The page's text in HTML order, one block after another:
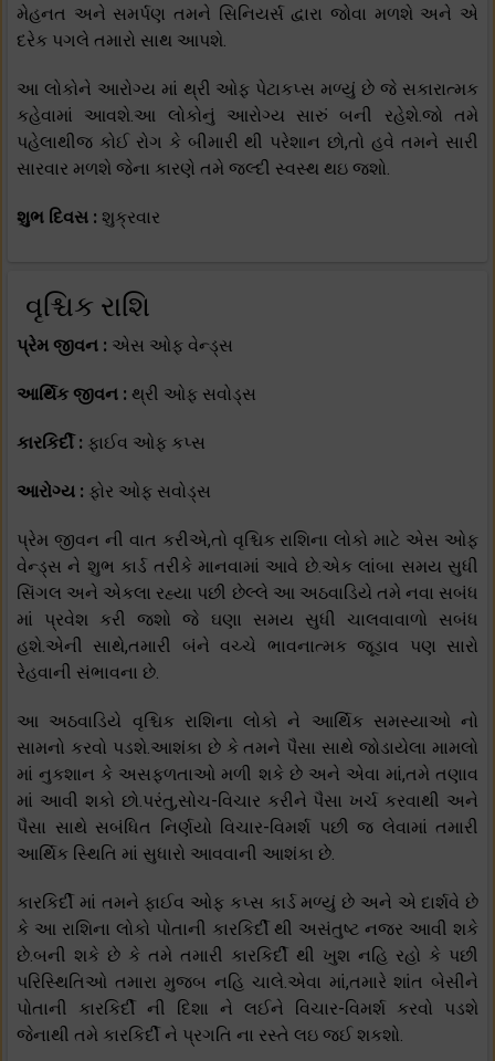
મેહનત અને સમર્પણ તમને સિનિયર્સ દ્વારા જોવા મળશે અને એ
દરેક પગલે તમારો સાથ આપશે.
આ લોકોને આરોગ્ય માં થ્રી ઓફ પેટાકપ્સ મળ્યું છે જે સકારાત્મક
કહેવામાં આવશે.આ લોકોનું આરોગ્ય સારું બની રહેશે.જો તમે
પહેલાથીજ કોઈ રોગ કે બીમારી થી પરેશાન છો,તો હવે તમને સારી
સારવાર મળશે જેના કારણે તમે જલ્દી સ્વસ્થ થઇ જશો.
શુભ દિવસ : શુક્રવાર
વૃશ્ચિક રાશિ
પ્રેમ જીવન : એસ ઓફ વેન્ડ્સ
આર્થિક જીવન : થ્રી ઓફ સવોડ્સ
કારકિર્દી : ફાઈવ ઓફ કપ્સ
આરોગ્ય : ફોર ઓફ સવોડ્સ
પ્રેમ જીવન ની વાત કરીએ,તો વૃશ્ચિક રાશિના લોકો માટે એસ ઓફ
વેન્ડ્સ ને શુભ કાર્ડ તરીકે માનવામાં આવે છે.એક લાંબા સમય સુધી
સિંગલ અને એકલા રહ્યા પછી છેલ્લે આ અઠવાડિયે તમે નવા સબંધ
માં પ્રવેશ કરી જશો જે ઘણા સમય સુધી ચાલવાવાળો સબંધ
હશે.એની સાથે,તમારી બંને વચ્ચે ભાવનાત્મક જૂડાવ પણ સારો
રેહવાની સંભાવના છે.
આ અઠવાડિયે વૃશ્ચિક રાશિના લોકો ને આર્થિક સમસ્યાઓ નો
સામનો કરવો પડશે.આશંકા છે કે તમને પૈસા સાથે જોડાયેલા મામલો
માં નુકશાન કે અસફળતાઓ મળી શકે છે અને એવા માં,તમે તણાવ
માં આવી શકો છો.પરંતુ,સોચ-વિચાર કરીને પૈસા ખર્ચ કરવાથી અને
પૈસા સાથે સબંધિત નિર્ણયો વિચાર-વિમર્શ પછી જ લેવામાં તમારી
આર્થિક સ્થિતિ માં સુધારો આવવાની આશંકા છે.
કારકિર્દી માં તમને ફાઈવ ઓફ કપ્સ કાર્ડ મળ્યું છે અને એ દાર્શવે છે
કે આ રાશિના લોકો પોતાની કારકિર્દી થી અસંતુષ્ટ નજર આવી શકે
છે.બની શકે છે કે તમે તમારી કારકિર્દી થી ખુશ નહિ રહો કે પછી
પરિસ્થિતિઓ તમારા મુજબ નહિ ચાલે.એવા માં,તમારે શાંત બેસીને
પોતાની કારકિર્દી ની દિશા ને લઈને વિચાર-વિમર્શ કરવો પડશે
જેનાથી તમે કારકિર્દી ને પ્રગતિ ના રસ્તે લઇ જઈ શકશો.